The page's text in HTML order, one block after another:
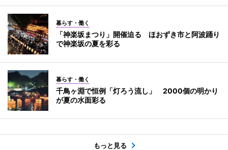
暮らす・働く
「神楽坂まつり」開催迫る ほおずき市と阿波踊り
で神楽坂の夏を彩る
暮らす・働く
千鳥ヶ淵で恒例「灯ろう流し」 2000個の明かり
が夏の水面彩る
もっと見る